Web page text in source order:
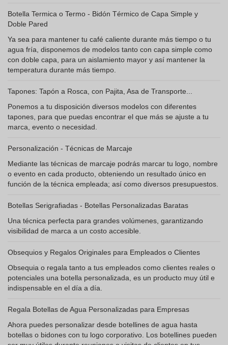
Botella Termica o Termo - Bidón Térmico de Capa Simple y
Doble Pared
Ya sea para mantener tu café caliente durante más tiempo o tu
agua fría, disponemos de modelos tanto con capa simple como
con doble capa, para un aislamiento mayor y así mantener la
temperatura durante más tiempo.
Tapones: Tapón a Rosca, con Pajita, Asa de Transporte...
Ponemos a tu disposición diversos modelos con diferentes
tapones, para que puedas encontrar el que más se ajuste a tu
marca, evento o necesidad.
Personalización - Técnicas de Marcaje
Mediante las técnicas de marcaje podrás marcar tu logo, nombre
o evento en cada producto, obteniendo un resultado único en
función de la técnica empleada; así como diversos presupuestos.
Botellas Serigrafiadas - Botellas Personalizadas Baratas
Una técnica perfecta para grandes volúmenes, garantizando
visibilidad de marca a un costo accesible.
Obsequios y Regalos Originales para Empleados o Clientes
Obsequia o regala tanto a tus empleados como clientes reales o
potenciales una botella personalizada, es un producto muy útil e
indispensable en el día a día.
Regala Botellas de Agua Personalizadas para Empresas
Ahora puedes personalizar desde botellines de agua hasta
botellas o bidones con tu logo corporativo. Los botellines pueden